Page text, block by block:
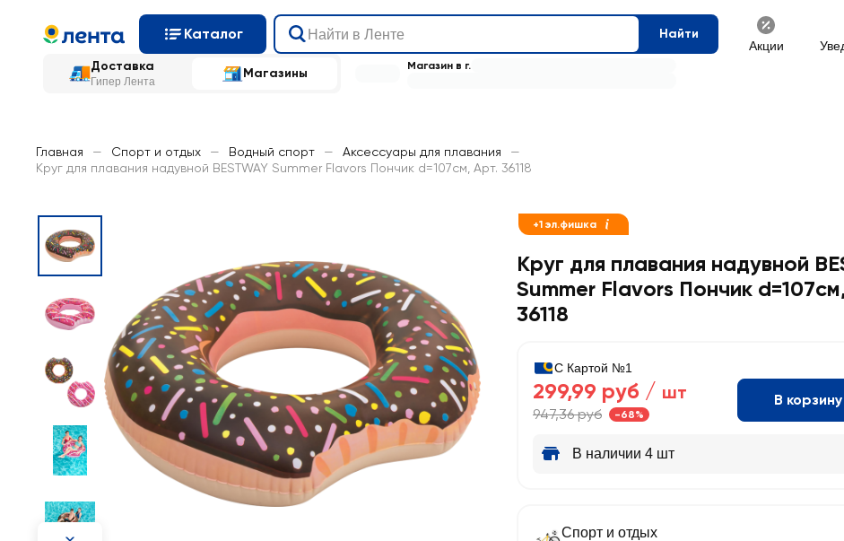
Каталог Найти
Акции
Доставка
Гипер Лента
Магазины Магазин в г.
Главная — Спорт и отдых — Водный спорт — Аксессуары для плавания
—
Круг для плавания надувной BESTWAY Summer Flavors Пончик d=107см, Арт. 36118
+1 эл.фишка
Круг для плавания надувной
Summer Flavors Пончик
36118
С Картой №1
299,99 руб / шт
947,36 руб -68%
В корзину
В наличии 4 шт
Спорт и отдых